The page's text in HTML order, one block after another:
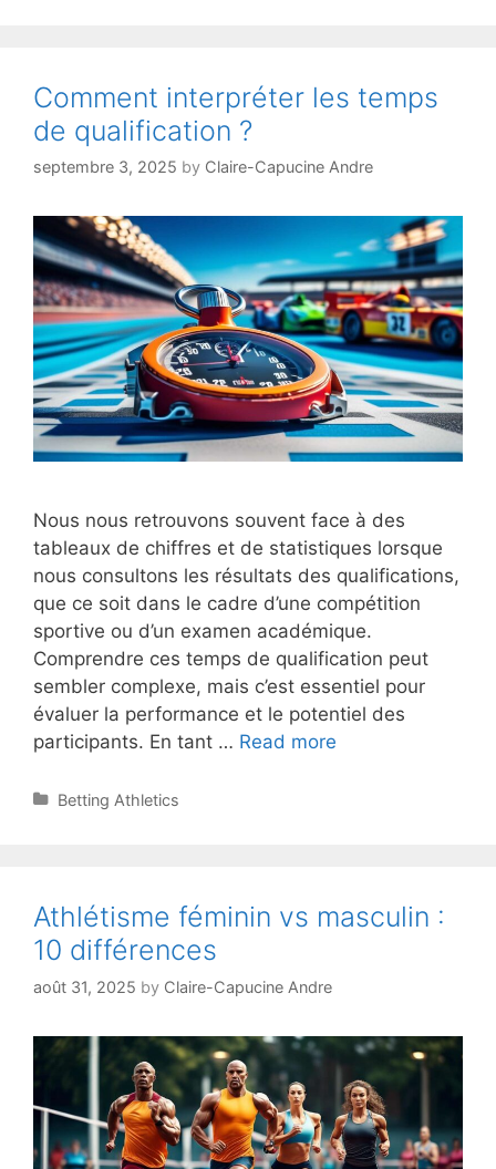
les
résultats
Comment interpréter les temps
de qualification ?
septembre 3, 2025 by Claire-Capucine Andre
Nous nous retrouvons souvent face à des
tableaux de chiffres et de statistiques lorsque
nous consultons les résultats des qualifications,
que ce soit dans le cadre d’une compétition
sportive ou d’un examen académique.
Comprendre ces temps de qualification peut
sembler complexe, mais c’est essentiel pour
évaluer la performance et le potentiel des
participants. En tant … Read more
?
Categories
Betting Athletics
Athlétisme féminin vs masculin :
10 différences
août 31, 2025 by Claire-Capucine Andre